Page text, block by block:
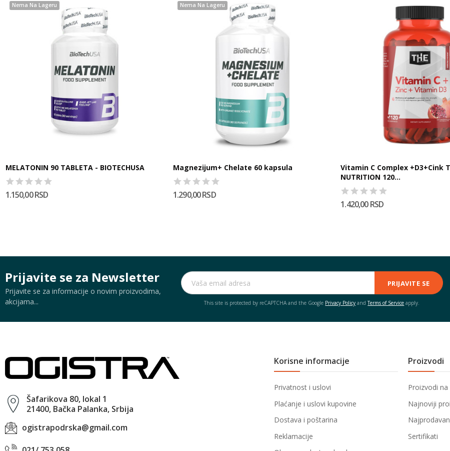
Nema Na Lageru
MELATONIN 90 TABLETA - BIOTECHUSA
1.150,00 RSD
Nema Na Lageru
Magnezijum+ Chelate 60 kapsula
1.290,00 RSD
Vitamin C Complex +D3+Cink
NUTRITION 120...
1.420,00 RSD
Prijavite se za Newsletter
Prijavite se za informacije o novim proizvodima,
akcijama...
PRIJAVITE SE
This site is protected by reCAPTCHA and the Google Privacy Policy andTerms of Service apply.
Šafarikova 80, lokal 1
21400, Bačka Palanka, Srbija
ogistrapodrska@gmail.com
Korisne informacije
Privatnost i uslovi
Plaćanje i uslovi kupovine
Dostava i poštarina
Reklamacije
Proizvodi
Proizvodi na
Najnoviji
Sertifikati